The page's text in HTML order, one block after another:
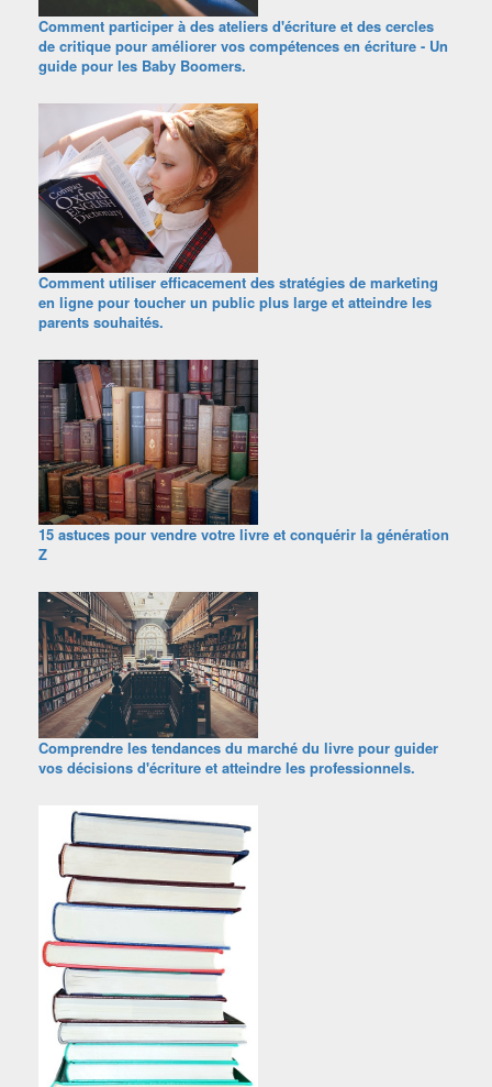
Comment participer à des ateliers d'écriture et des cercles
de critique pour améliorer vos compétences en écriture - Un
guide pour les Baby Boomers.
Comment utiliser efficacement des stratégies de marketing
en ligne pour toucher un public plus large et atteindre les
parents souhaités.
15 astuces pour vendre votre livre et conquérir la génération
Z
Comprendre les tendances du marché du livre pour guider
vos décisions d'écriture et atteindre les professionnels.